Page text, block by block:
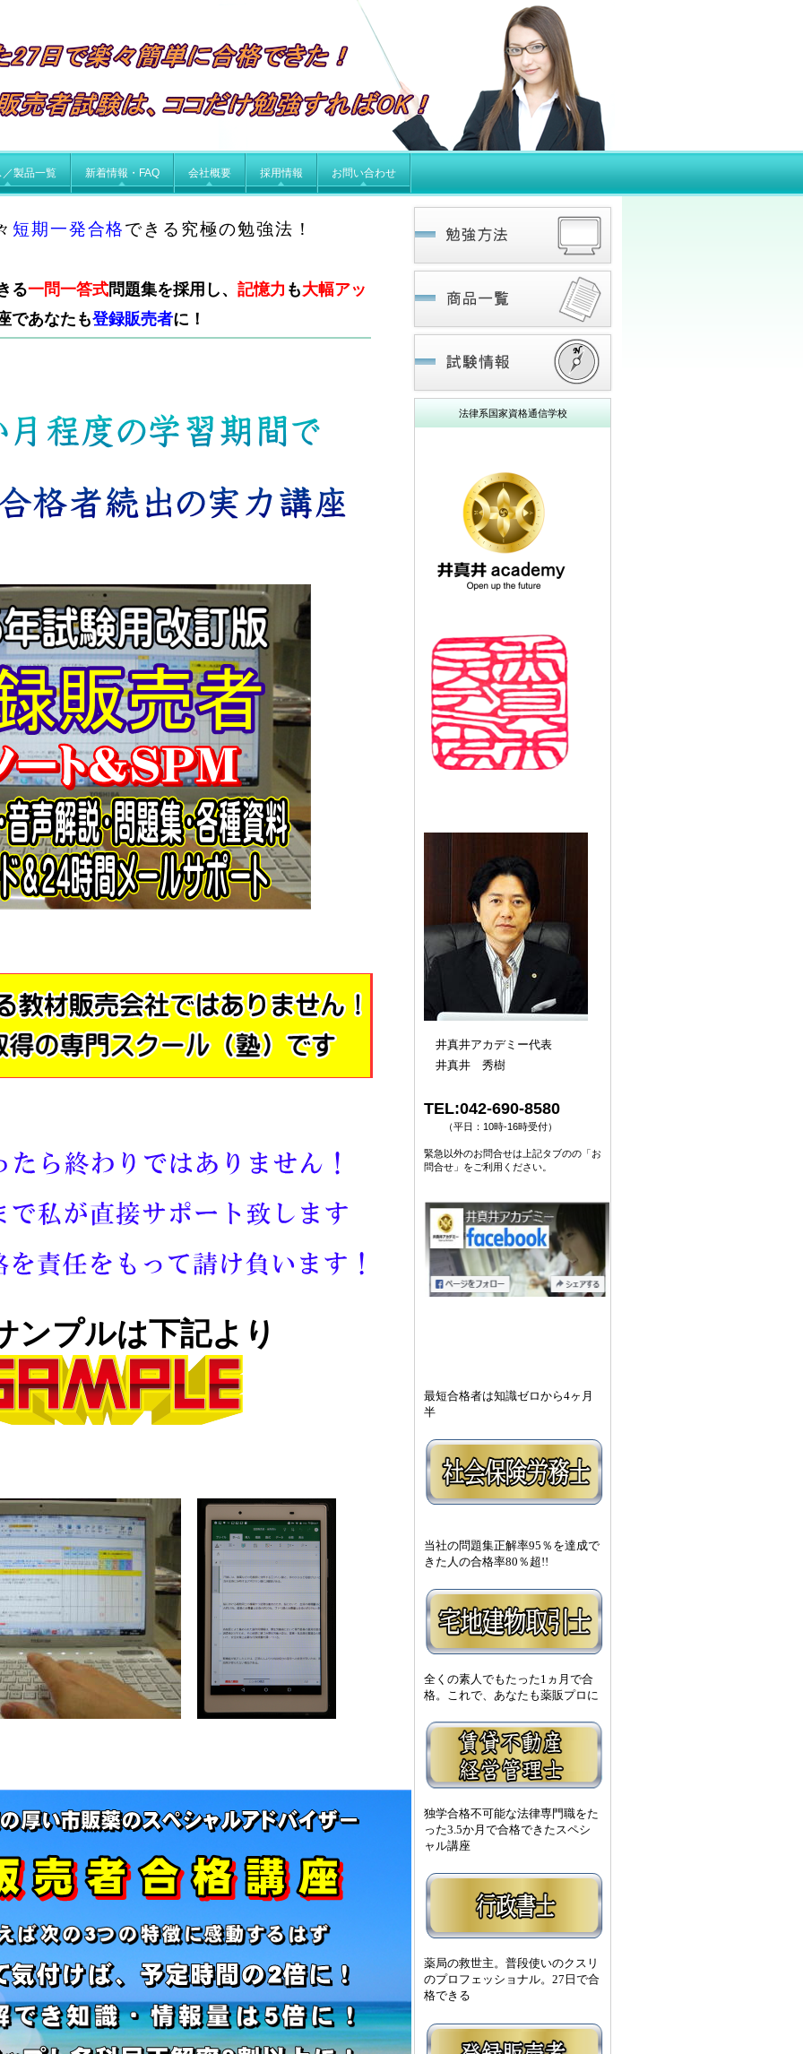
短期一発合格できる究極の勉強法！
る一問一答式問題集を採用し、 記憶力 も大幅アッ
であなたも登録販売者に！
ンプルは下記より
／製品一覧 新着情報・FAQ 会社概要 採用情報 お問い合わせ
法律系国家資格通信学校
井真井アカデミー代表
井真井 秀樹
TEL:042-690-8580
（平日：10時-16時受付）
緊急以外のお問合せは上記タブのの「お
問合せ」をご利用ください。
最短合格者は知識ゼロから4ヶ月
半
当社の問題集正解率95％を達成で
きた人の合格率80％超!!
全くの素人でもたった1ヵ月で合
格。これで、あなたも薬販プロに
独学合格不可能な法律専門職をた
った3.5か月で合格できたスペシ
ャル講座
薬局の救世主。普段使いのクスリ
のプロフェッショナル。27日で合
格できる